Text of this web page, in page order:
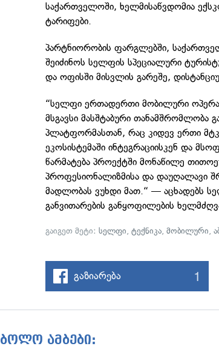
საქართველოში, ხელმისაწვდომია
ტარიფები.
პარტნიორობის ფარგლებში,
შეიძინოს სელფის სპეციალური
და ოფისში მისვლის გარეშე,
“სელფი ერთადერთი მობილური
მსგავსი მასშტაბური
პლატფორმასთან, რაც კიდევ ერთი
ეკოსისტემაში ინტეგრაციისკენ და
წარმატება პროექტში მონაწილე
პროფესიონალიზმისა და დაუღალავი
მადლობას ვუხდი მათ.“ — აცხადებს
განვითარების განყოფილების
გაიგეთ მეტი:სელფი,ტექნიკა,მობილური,
გაზიარება 1
ბოლო ამბები: